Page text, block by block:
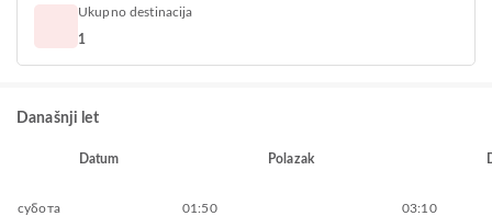
Ukupno destinacija
1
Današnji let
Datum Polazak
субота
01:50
03:10